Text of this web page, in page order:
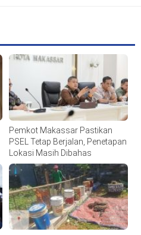
Pemkot Makassar Pastikan
PSEL Tetap Berjalan, Penetapan
Lokasi Masih Dibahas